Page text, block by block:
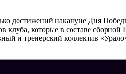
достижений накануне Дня
клуба, которые в составе
и тренерский коллектив